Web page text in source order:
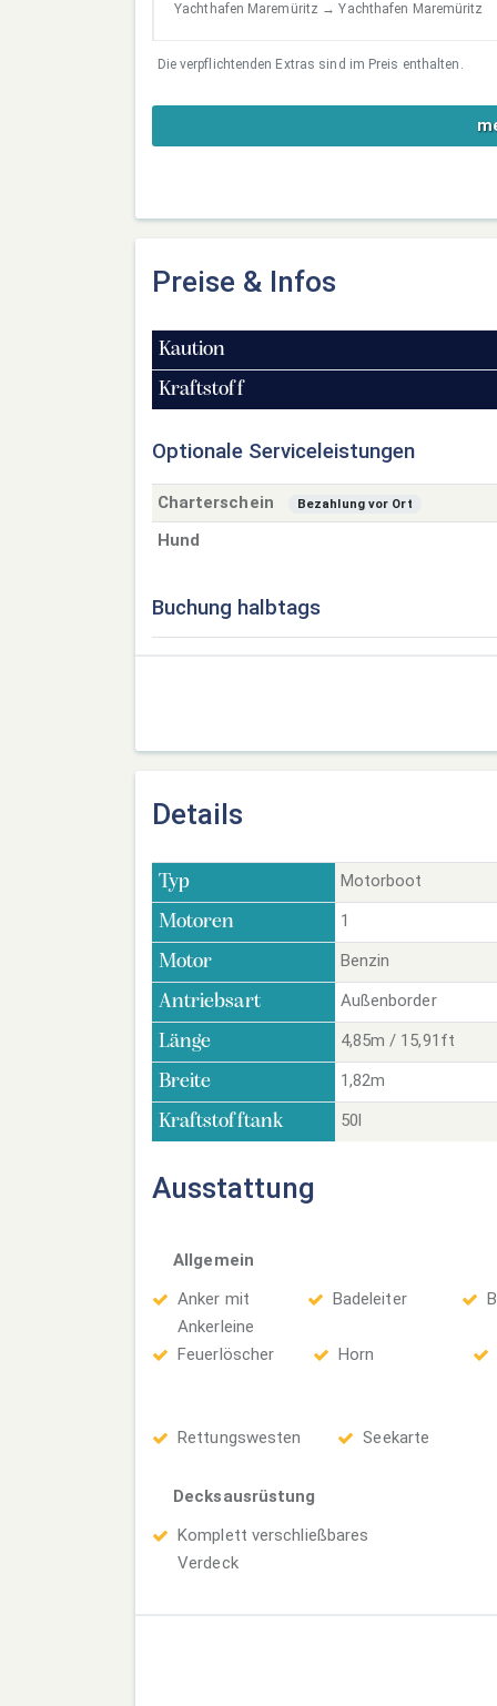
Yachthafen Maremüritz → Yachthafen Maremüritz
Die verpflichtenden Extras sind im Preis enthalten.
Preise & Infos
Kaution
Kraftstoff
Optionale Serviceleistungen
Charterschein Bezahlung vor Ort
Hund
Buchung halbtags
Details
Typ Motorboot
Motoren 1
Motor Benzin
Antriebsart Außenborder
Länge 4,85m / 15,91ft
Breite 1,82m
Kraftstofftank 50l
Ausstattung
Allgemein
Anker mit
Ankerleine
Badeleiter
Feuerlöscher Horn
Rettungswesten
Seekarte
Decksausrüstung
Komplett verschließbares
Verdeck